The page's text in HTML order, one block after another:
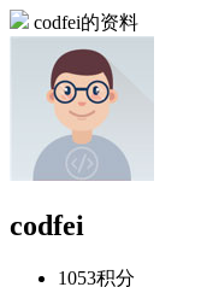
codfei的资料
codfei
1053积分